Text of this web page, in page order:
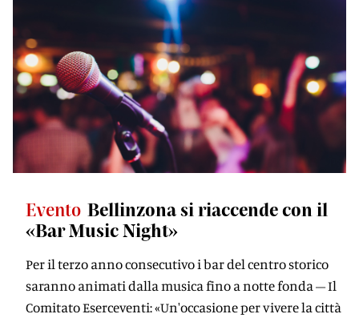
Evento Bellinzona si riaccende con il
«Bar Music Night»
Per il terzo anno consecutivo i bar del centro storico
saranno animati dalla musica fino a notte fonda – Il
Comitato Eserceventi: «Un'occasione per vivere la città